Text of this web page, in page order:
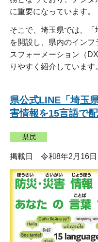
に重要になっています。
そこで、埼玉県では、「
を開設し、県内のイン
スフォーメーション（
りやすく紹介しています
県公式LINE「埼玉
害情報を15言語で
掲載日 令和8年2月16日